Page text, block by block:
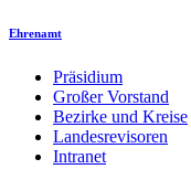
Ehrenamt
Präsidium
Großer Vorstand
Bezirke und Kreise
Landesrevisoren
Intranet